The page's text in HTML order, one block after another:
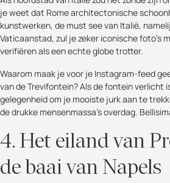
je weet dat Rome architectonische
kunstwerken, de must see van Italië,
Vaticaanstad, zul je zeker iconische foto's
verifiëren als een echte globe trotter.
Waarom maak je voor je Instagram-feed
van de Trevifontein? Als de fontein verlicht
gelegenheid om je mooiste jurk aan te
de drukke mensenmassa's overdag.
4. Het eiland van
de baai van Napels